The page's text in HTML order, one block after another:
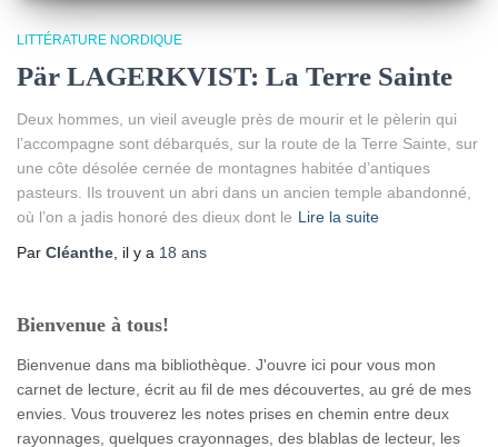
LITTÉRATURE NORDIQUE
Pär LAGERKVIST: La Terre Sainte
Deux hommes, un vieil aveugle près de mourir et le pèlerin qui
l’accompagne sont débarqués, sur la route de la Terre Sainte, sur
une côte désolée cernée de montagnes habitée d’antiques
pasteurs. Ils trouvent un abri dans un ancien temple abandonné,
où l’on a jadis honoré des dieux dont le Lire la suite
Par Cléanthe, il y a 18 ans
Bienvenue à tous!
Bienvenue dans ma bibliothèque. J'ouvre ici pour vous mon
carnet de lecture, écrit au fil de mes découvertes, au gré de mes
envies. Vous trouverez les notes prises en chemin entre deux
rayonnages, quelques crayonnages, des blablas de lecteur, les